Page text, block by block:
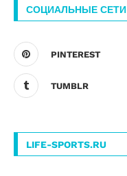
СОЦИАЛЬНЫЕ СЕТИ
PINTEREST
TUMBLR
LIFE-SPORTS.RU